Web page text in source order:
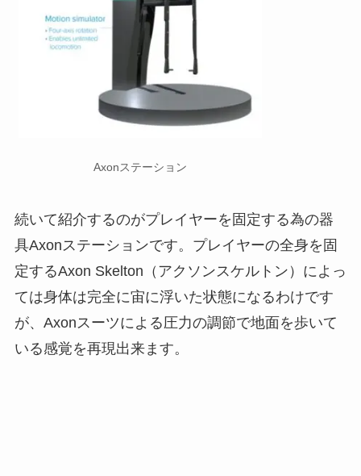
Axonステーション
続いて紹介するのがプレイヤーを固定する為の器
具Axonステーションです。プレイヤーの全身を固
定するAxon Skelton（アクソンスケルトン）によっ
ては身体は完全に宙に浮いた状態になるわけです
が、Axonスーツによる圧力の調節で地面を歩いて
いる感覚を再現出来ます。